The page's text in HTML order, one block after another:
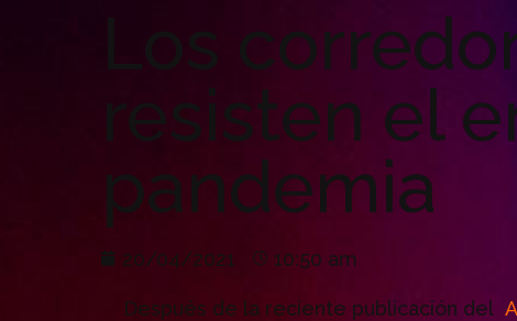
Los
resisten el
pandemia
20/04/2021 10:50 am
Después de la reciente publicación del